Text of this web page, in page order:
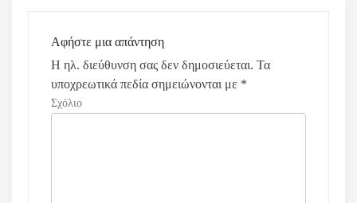
Αφήστε μια απάντηση
Η ηλ. διεύθυνση σας δεν δημοσιεύεται. Τα
υποχρεωτικά πεδία σημειώνονται με *
Σχόλιο